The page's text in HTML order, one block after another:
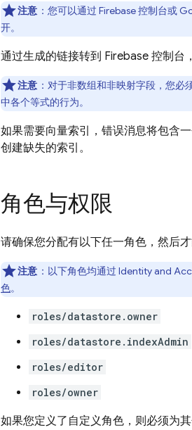
注意 ： 您可以通过 Firebase 控制台或
开。
通过生成的链接转到 Firebase 控制台
注意 ：对于非数组和非映射字段，您必
中各个等式的行为。
如果需要向量索引，错误消息将包含
创建缺失的索引。
角色与权限
请确保您分配有以下任一角色，然后
注意 ：以下角色均通过 Identity and
色。
roles/datastore.owner
roles/datastore.indexAdmin
roles/editor
roles/owner
如果您定义了自定义角色，则必须为